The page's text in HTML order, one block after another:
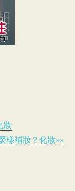
妝
樣補妝？化妝»»